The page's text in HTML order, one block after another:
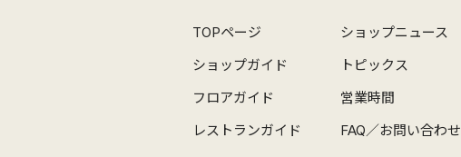
TOPページ
ショップニュース
ショップガイド
トピックス
フロアガイド
営業時間
レストランガイド
FAQ／お問い合わせ